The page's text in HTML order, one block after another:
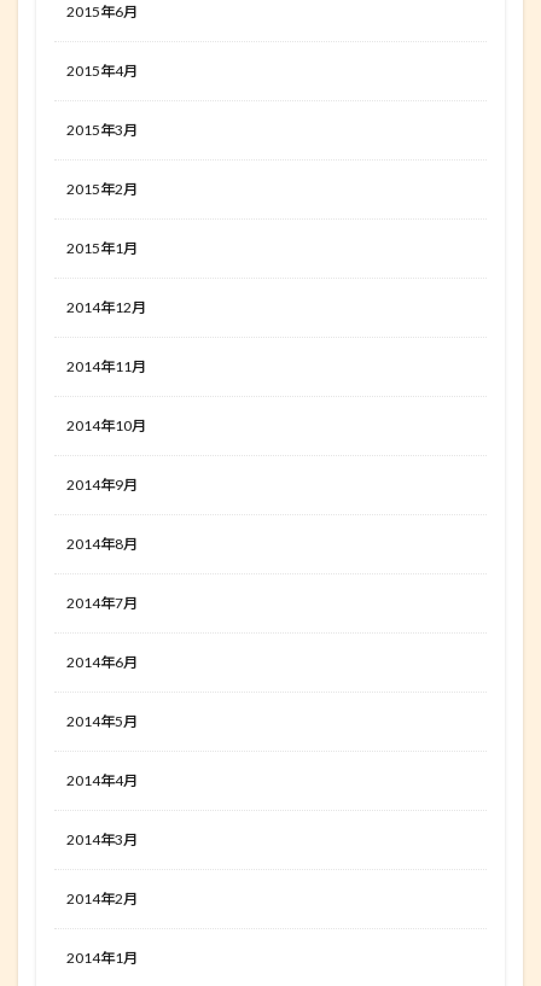
2015年6月
2015年4月
2015年3月
2015年2月
2015年1月
2014年12月
2014年11月
2014年10月
2014年9月
2014年8月
2014年7月
2014年6月
2014年5月
2014年4月
2014年3月
2014年2月
2014年1月